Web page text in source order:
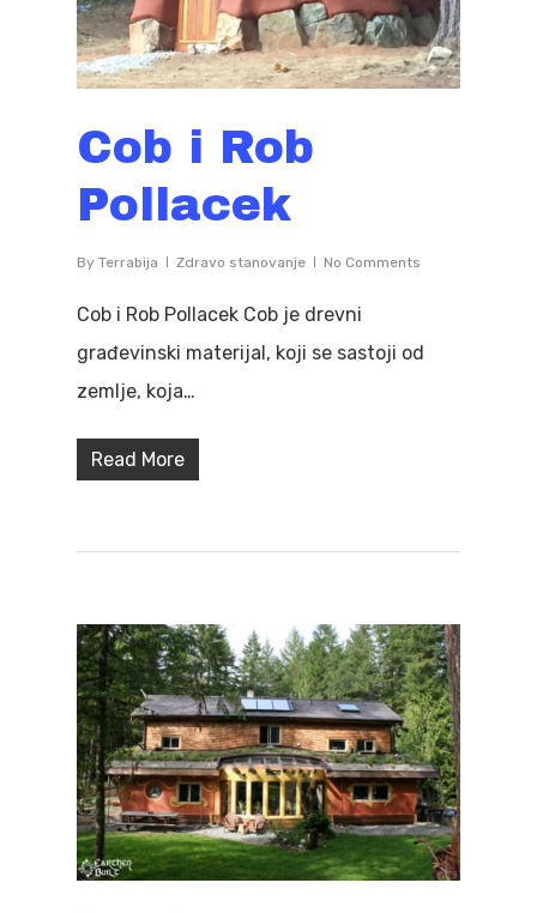
Cob i Rob
Pollacek
By Terrabija Zdravo stanovanje No Comments
Cob i Rob Pollacek Cob je drevni
građevinski materijal, koji se sastoji od
zemlje, koja…
Read More